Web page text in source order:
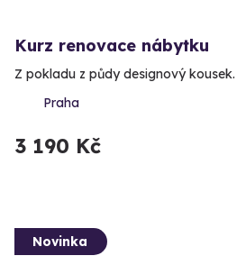
Kurz renovace nábytku
Z pokladu z půdy designový kousek.
Praha
3 190 Kč
Novinka